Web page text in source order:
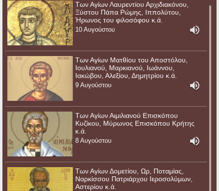
Των Αγίων Λαυρεντίου Αρχιδιακόνου,
Ξύστου Πάπα Ρώμης, Ιππολύτου,
Ήρωνος του φιλοσόφου κ.ά.
10 Αυγούστου
Των Αγίων Ματθίου του Αποστόλου,
Ιουλιανού, Μαρκιανού, Ιωάννου,
Ιακώβου, Αλεξίου, Δημητρίου κ.ά.
9 Αυγούστου
Των Αγίων Αιμιλιανού Επισκόπου
Κυζίκου, Μύρωνος Επισκόπου Κρήτης
κ.ά.
8 Αυγούστου
Των Αγίων Δομετίου, Ωρ, Ποταμίας,
Ναρκίσσου Πατριάρχου Ιεροσολύμων,
Αστερίου κ.ά.